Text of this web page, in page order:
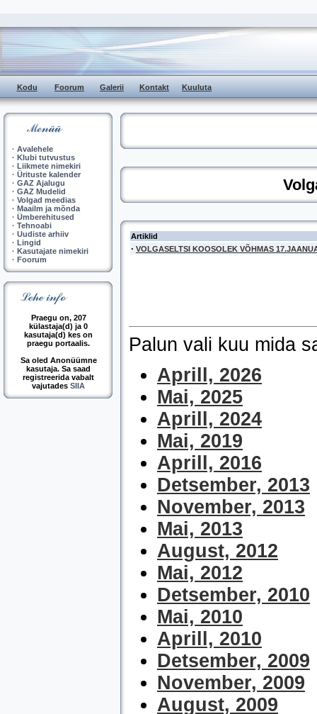
Kodu Foorum Galerii Kontakt Kuuluta
· Avalehele
· Klubi tutvustus
· Liikmete nimekiri
· Ürituste kalender
· GAZ Ajalugu
· GAZ Mudelid
· Volgad meedias
· Maailm ja mõnda
· Ümberehitused
· Tehnoabi
· Uudiste arhiiv
· Lingid
· Kasutajate nimekiri
· Foorum
Praegu on, 207
külastaja(d) ja 0
kasutaja(d) kes on
praegu portaalis.
Sa oled Anonüümne
kasutaja. Sa saad
registreerida vabalt
vajutades SIIA
Artiklid
· VOLGASELTSI KOOSOLEK VÕHMAS
Palun vali kuu mida
Aprill, 2026
Mai, 2025
Aprill, 2024
Mai, 2019
Aprill, 2016
Detsember, 2013
November, 2013
Mai, 2013
August, 2012
Mai, 2012
Detsember, 2010
Mai, 2010
Aprill, 2010
Detsember, 2009
November, 2009
August, 2009